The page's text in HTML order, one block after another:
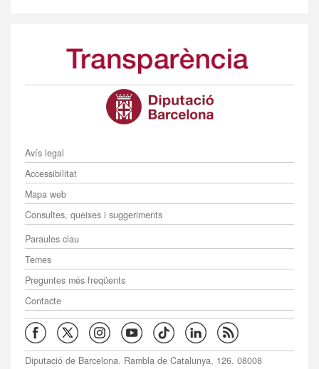
Menú
Avís legal
Accessibilitat
Mapa web
Consultes, queixes i suggeriments
Menú
Paraules clau
Temes
Preguntes més freqüents
Contacte
Diputació de Barcelona. Rambla de Catalunya, 126. 08008